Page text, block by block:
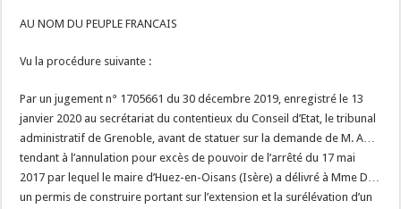
AU NOM DU PEUPLE FRANCAIS
Vu la procédure suivante :
Par un jugement n° 1705661 du 30 décembre 2019, enregistré le 13
janvier 2020 au secrétariat du contentieux du Conseil d’Etat, le tribunal
administratif de Grenoble, avant de statuer sur la demande de M. A…
tendant à l’annulation pour excès de pouvoir de l’arrêté du 17 mai
2017 par lequel le maire d’Huez-en-Oisans (Isère) a délivré à Mme D…
un permis de construire portant sur l’extension et la surélévation d’un